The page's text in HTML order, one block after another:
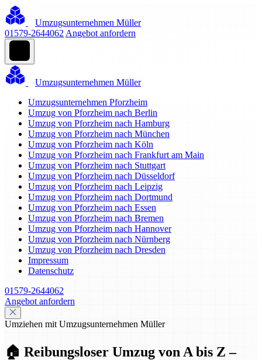
Umzugsunternehmen Müller
01579-2644062 Angebot anfordern
Umzugsunternehmen Müller
Umzugsunternehmen Pforzheim
Umzug von Pforzheim nach Berlin
Umzug von Pforzheim nach Hamburg
Umzug von Pforzheim nach München
Umzug von Pforzheim nach Köln
Umzug von Pforzheim nach Frankfurt am Main
Umzug von Pforzheim nach Stuttgart
Umzug von Pforzheim nach Düsseldorf
Umzug von Pforzheim nach Leipzig
Umzug von Pforzheim nach Dortmund
Umzug von Pforzheim nach Essen
Umzug von Pforzheim nach Bremen
Umzug von Pforzheim nach Hannover
Umzug von Pforzheim nach Nürnberg
Umzug von Pforzheim nach Dresden
Impressum
Datenschutz
01579-2644062
Angebot anfordern
Umziehen mit Umzugsunternehmen Müller
🏠 Reibungsloser Umzug von A bis Z –